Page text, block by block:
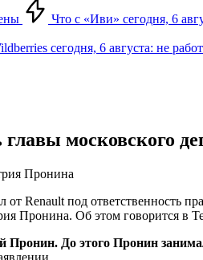
Что с «Иви» сегодня, 6
сегодня, 6 августа: не
московского
Пронина
Renault под ответственность
Пронина. Об этом говорится в
До этого Пронин